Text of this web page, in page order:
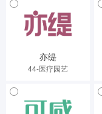
亦缇
44-医疗园艺